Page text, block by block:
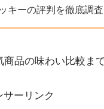
キーの評判を徹底調査
品の味わい比較ま
サーリンク